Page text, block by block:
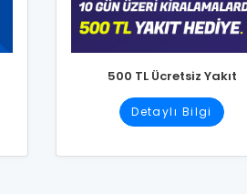
500 TL Ücretsiz Yakıt
Detaylı Bilgi